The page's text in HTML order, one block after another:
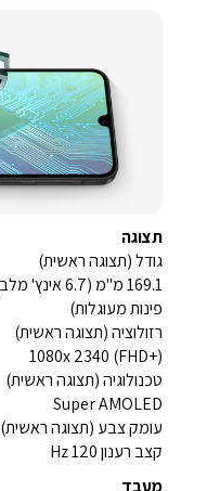
תצוגה
גודל (תצוגה ראשית)
פינות מעוגלות)
רזולוציה (תצוגה ראשית)
1080x 2340 (FHD+)
טכנולוגיה (תצוגה ראשית)
Super AMOLED
עומק צבע (תצוגה ראשית) 16 מיליון
קצב רענון 120 Hz
מעבד